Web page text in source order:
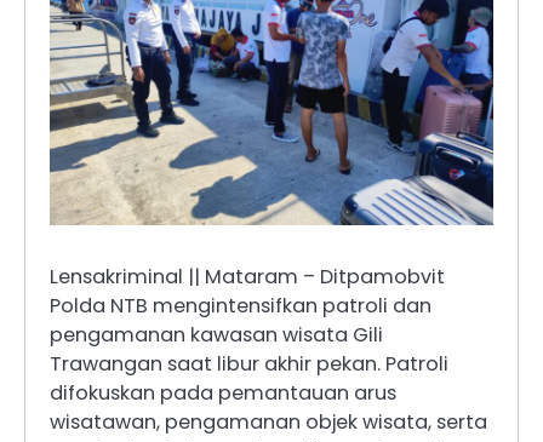
Lensakriminal || Mataram – Ditpamobvit
Polda NTB mengintensifkan patroli dan
pengamanan kawasan wisata Gili
Trawangan saat libur akhir pekan. Patroli
difokuskan pada pemantauan arus
wisatawan, pengamanan objek wisata, serta